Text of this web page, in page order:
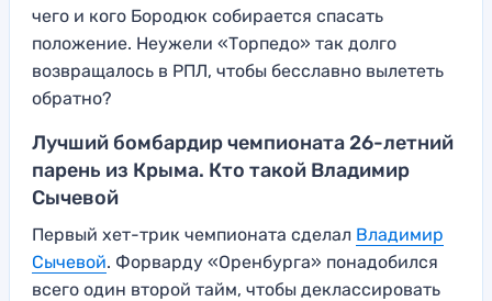
чего и кого Бородюк собирается спасать
положение. Неужели «Торпедо» так долго
возвращалось в РПЛ, чтобы бесславно вылететь
обратно?
Лучший бомбардир чемпионата 26-летний
парень из Крыма. Кто такой Владимир
Сычевой
Первый хет-трик чемпионата сделал Владимир
Сычевой. Форварду «Оренбурга» понадобился
всего один второй тайм, чтобы деклассировать